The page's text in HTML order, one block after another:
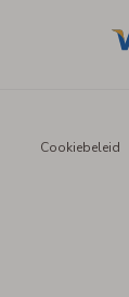
Cookiebeleid